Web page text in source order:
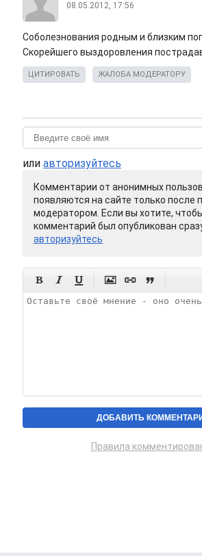
08.05.2012, 17:56
Соболезнования родным и близким
Скорейшего выздоровления
ЦИТИРОВАТЬ ЖАЛОБА МОДЕРАТОРУ
или авторизуйтесь
Комментарии от анонимных
появляются на сайте только после
модератором. Если вы хотите,
комментарий был опубликован
авторизуйтесь
     
Правила